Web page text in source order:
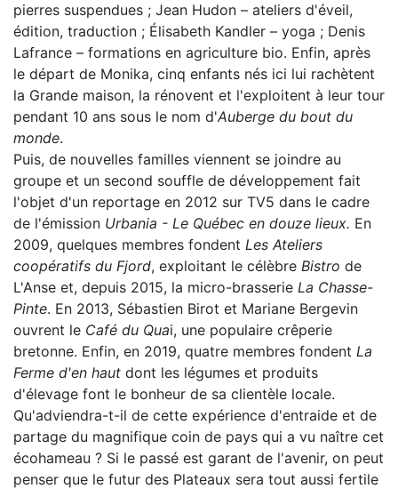
pierres suspendues ; Jean Hudon – ateliers d'éveil,
édition, traduction ; Élisabeth Kandler – yoga ; Denis
Lafrance – formations en agriculture bio. Enfin, après
le départ de Monika, cinq enfants nés ici lui rachètent
la Grande maison, la rénovent et l'exploitent à leur tour
pendant 10 ans sous le nom d'Auberge du bout du
monde.
Puis, de nouvelles familles viennent se joindre au
groupe et un second souffle de développement fait
l'objet d'un reportage en 2012 sur TV5 dans le cadre
de l'émission Urbania - Le Québec en douze lieux. En
2009, quelques membres fondent Les Ateliers
coopératifs du Fjord, exploitant le célèbre Bistro de
L'Anse et, depuis 2015, la micro-brasserie La Chasse-
Pinte. En 2013, Sébastien Birot et Mariane Bergevin
ouvrent le Café du Quai, une populaire crêperie
bretonne. Enfin, en 2019, quatre membres fondent La
Ferme d'en haut dont les légumes et produits
d'élevage font le bonheur de sa clientèle locale.
Qu'adviendra-t-il de cette expérience d'entraide et de
partage du magnifique coin de pays qui a vu naître cet
écohameau ? Si le passé est garant de l'avenir, on peut
penser que le futur des Plateaux sera tout aussi fertile